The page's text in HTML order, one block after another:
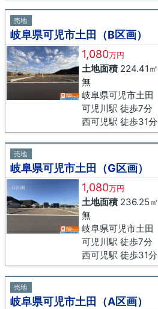
売地
岐阜県可児市土田（B区画）
1,080万円
土地面積224.41㎡
無
岐阜県可児市土田
可児川駅 徒歩7分
西可児駅 徒歩31分
売地
岐阜県可児市土田（G区画）
1,080万円
土地面積236.25㎡
無
岐阜県可児市土田
可児川駅 徒歩7分
西可児駅 徒歩31分
売地
岐阜県可児市土田（A区画）